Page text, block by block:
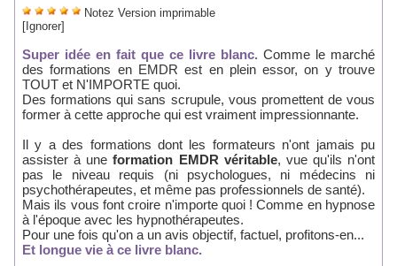
Notez Version imprimable
[Ignorer]
Super idée en fait que ce livre blanc. Comme le marché
des formations en EMDR est en plein essor, on y trouve
TOUT et N'IMPORTE quoi.
Des formations qui sans scrupule, vous promettent de vous
former à cette approche qui est vraiment impressionnante.
Il y a des formations dont les formateurs n'ont jamais pu
assister à uneformation EMDR véritable, vue qu'ils n'ont
pas le niveau requis (ni psychologues, ni médecins ni
psychothérapeutes, et même pas professionnels de santé).
Mais ils vous font croire n'importe quoi ! Comme en hypnose
à l'époque avec les hypnothérapeutes.
Pour une fois qu'on a un avis objectif, factuel, profitons-en...
Et longue vie à ce livre blanc.